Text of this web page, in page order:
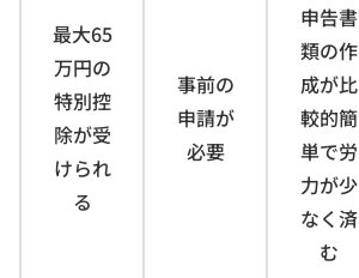
最大65
万円の
特別控
除が受
けられ
る
事前の
申請が
必要
申告書
類の作
成が比
較的簡
単で労
力が少
なく済
む